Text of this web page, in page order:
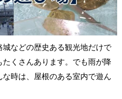
などの歴史ある観光地だけで
くさんあります。でも雨が降
時は、屋根のある室内で遊ん